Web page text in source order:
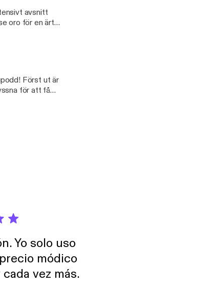
avsnitt
oro för en ärta
Först ut är
för att få
Yo solo uso
módico
vez más.